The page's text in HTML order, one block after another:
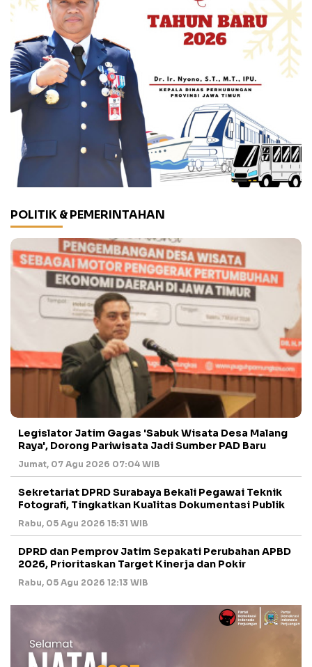
POLITIK & PEMERINTAHAN
Legislator Jatim Gagas 'Sabuk Wisata Desa Malang
Raya', Dorong Pariwisata Jadi Sumber PAD Baru
Jumat, 07 Agu 2026 07:04 WIB
Sekretariat DPRD Surabaya Bekali Pegawai Teknik
Fotografi, Tingkatkan Kualitas Dokumentasi Publik
Rabu, 05 Agu 2026 15:31 WIB
DPRD dan Pemprov Jatim Sepakati Perubahan APBD
2026, Prioritaskan Target Kinerja dan Pokir
Rabu, 05 Agu 2026 12:13 WIB